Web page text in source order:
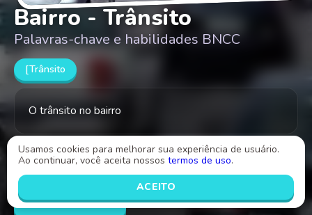
Bairro - Trânsito
Palavras-chave e habilidades BNCC
[Trânsito
O trânsito no bairro
Criado por
Monica Sigarini
INICIAR
Usamos cookies para melhorar sua experiência de usuário.
Ao continuar, você aceita nossos termos de uso.
ACEITO